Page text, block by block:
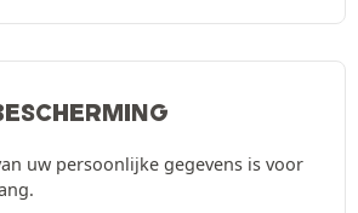
uw persoonlijke gegevens is voor